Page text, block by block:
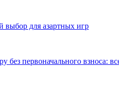
для азартных игр
без первоначального взноса: